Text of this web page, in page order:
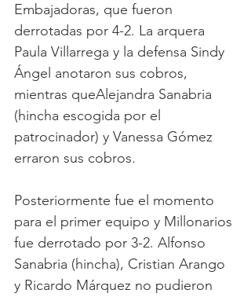
Embajadoras, que fueron
derrotadas por 4-2. La arquera
Paula Villarrega y la defensa Sindy
Ángel anotaron sus cobros,
mientras queAlejandra Sanabria
(hincha escogida por el
patrocinador) y Vanessa Gómez
erraron sus cobros.
Posteriormente fue el momento
para el primer equipo y Millonarios
fue derrotado por 3-2. Alfonso
Sanabria (hincha), Cristian Arango
y Ricardo Márquez no pudieron